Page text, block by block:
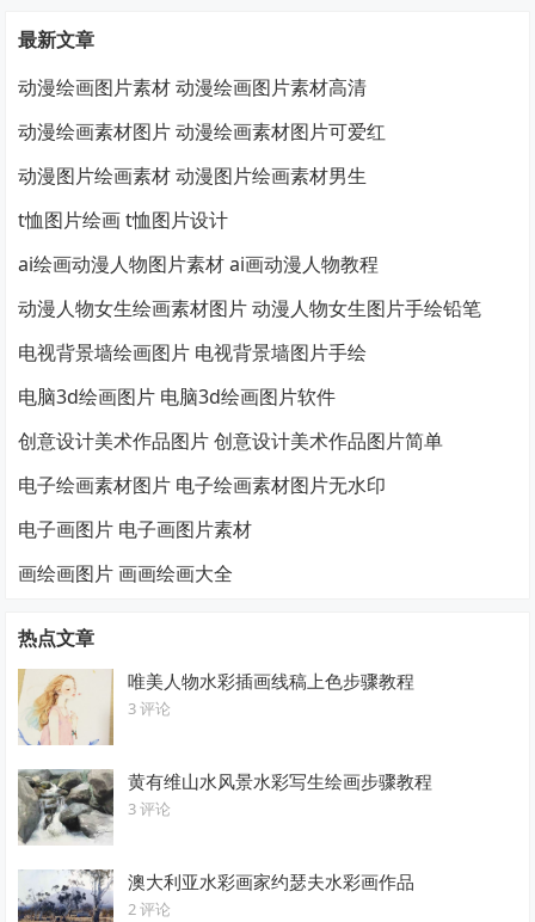
最新文章
动漫绘画图片素材 动漫绘画图片素材高清
动漫绘画素材图片 动漫绘画素材图片可爱红
动漫图片绘画素材 动漫图片绘画素材男生
t恤图片绘画 t恤图片设计
ai绘画动漫人物图片素材 ai画动漫人物教程
动漫人物女生绘画素材图片 动漫人物女生图片手绘铅笔
电视背景墙绘画图片 电视背景墙图片手绘
电脑3d绘画图片 电脑3d绘画图片软件
创意设计美术作品图片 创意设计美术作品图片简单
电子绘画素材图片 电子绘画素材图片无水印
电子画图片 电子画图片素材
画绘画图片 画画绘画大全
热点文章
唯美人物水彩插画线稿上色步骤教程
3 评论
黄有维山水风景水彩写生绘画步骤教程
3 评论
澳大利亚水彩画家约瑟夫水彩画作品
2 评论